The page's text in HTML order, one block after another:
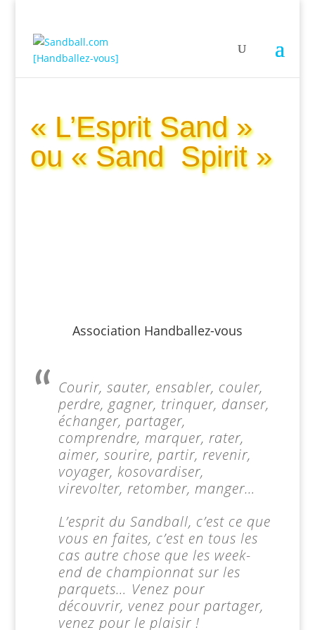
« L’Esprit Sand »
ou « Sand Spirit »
Association Handballez-vous
Courir, sauter, ensabler, couler,
perdre, gagner, trinquer, danser,
échanger, partager,
comprendre, marquer, rater,
aimer, sourire, partir, revenir,
voyager, kosovardiser,
virevolter, retomber, manger…
L’esprit du Sandball, c’est ce que
vous en faites, c’est en tous les
cas autre chose que les week-
end de championnat sur les
parquets… Venez pour
découvrir, venez pour partager,
venez pour le plaisir !